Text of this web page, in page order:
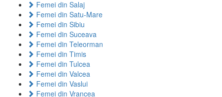
Femei din Salaj
Femei din Satu-Mare
Femei din Sibiu
Femei din Suceava
Femei din Teleorman
Femei din Timis
Femei din Tulcea
Femei din Valcea
Femei din Vaslui
Femei din Vrancea